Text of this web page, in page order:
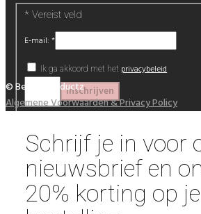
* Vereist veld
E-mail:*
Ik ga akkoord met het privacybeleid
© Beautyproductz
Algemene Voorwaarden & Privacy Policy
Schrijf je in voor
nieuwsbrief en
20% korting op je